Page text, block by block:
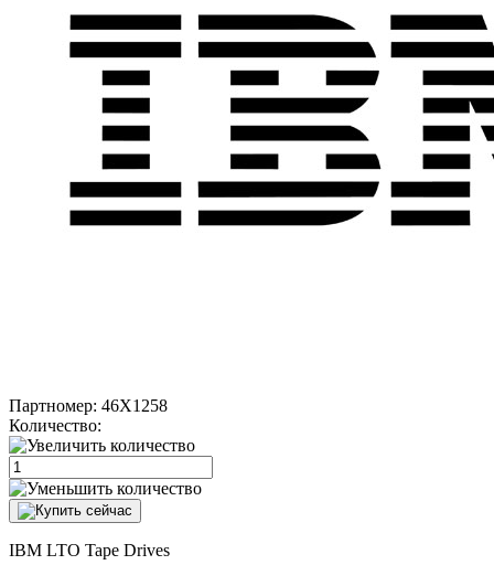
Партномер: 46X1258
Количество:
IBM LTO Tape Drives